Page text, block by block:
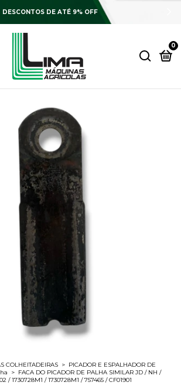
DESCONTOS DE ATÉ 9% OFF
0
COLHEITADEIRAS > PICADOR E ESPALHADOR DE
> FACA DO PICADOR DE PALHA SIMILAR JD / NH /
/ 1730728M1 / 1730728M1 / 757465 / CF01901